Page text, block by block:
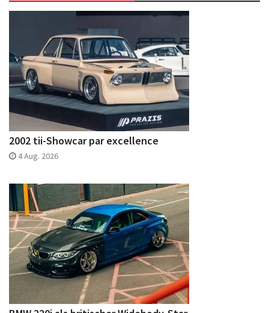
2002 tii-Showcar par excellence
4 Aug. 2026